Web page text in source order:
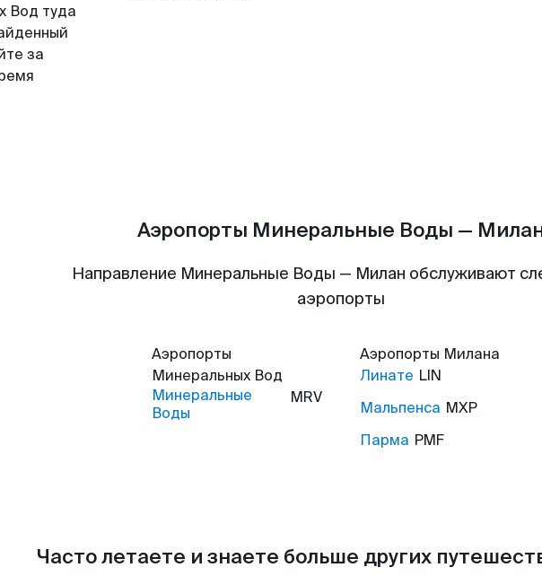
Вод туда
за
Аэропорты Минеральные Воды —
Направление Минеральные Воды — Милан обслуживают
аэропорты
Аэропорты
Минеральных Вод
Минеральные
Воды
MRV
Аэропорты Милана
Линате LIN
Мальпенса MXP
Парма PMF
Часто летаете и знаете больше других